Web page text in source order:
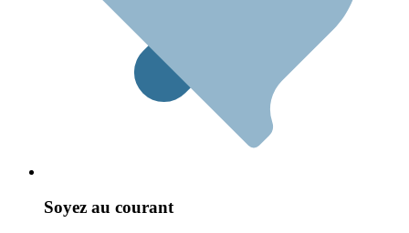
Soyez au courant